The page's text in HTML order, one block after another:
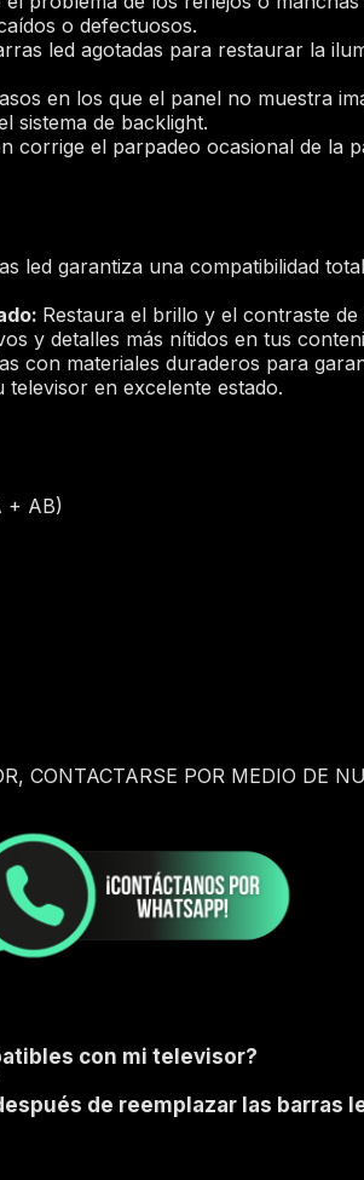
o defectuosos.
led agotadas para restaurar la
en los que el panel no muestra
sistema de backlight.
corrige el parpadeo ocasional de la
led garantiza una compatibilidad
Restaura el brillo y el contraste
y detalles más nítidos en tus
con materiales duraderos para
en excelente estado.
+ AB)
CONTACTARSE POR MEDIO DE
con mi televisor?
de reemplazar las barras